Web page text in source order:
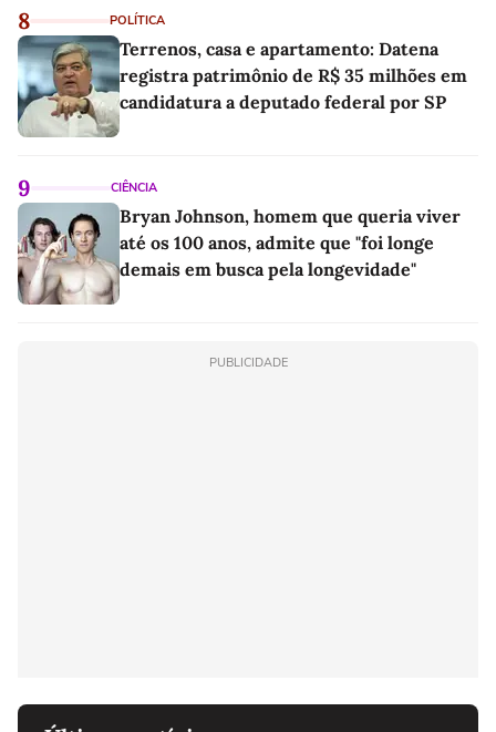
8 POLÍTICA
Terrenos, casa e apartamento: Datena
registra patrimônio de R$ 35 milhões em
candidatura a deputado federal por SP
9 CIÊNCIA
Bryan Johnson, homem que queria viver
até os 100 anos, admite que "foi longe
demais em busca pela longevidade"
PUBLICIDADE